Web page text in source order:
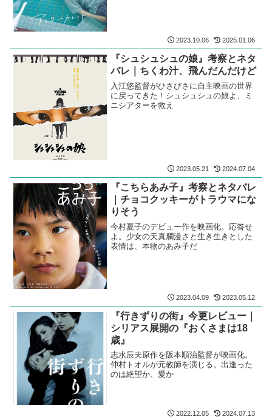
2023.10.06 2025.01.06
『シュシュシュの娘』考察とネタ
バレ｜ちくわ汁、飛んだんだけど
入江悠監督がひさびさに自主映画の世界
に戻ってきた！シュシュシュの娘よ、ミ
ニシアターを救え
2023.05.21 2024.07.04
『こちらあみ子』考察とネタバレ
｜チョコクッキーがトラウマにな
りそう
今村夏子のデビュー作を映画化。応答せ
よ。少女の天真爛漫さと生き生きとした
表情は、本物のあみ子だ
2023.04.09 2023.05.12
『行きずりの街』今更レビュー｜
シリアス展開の『おくさまは18
歳』
志水辰夫原作を阪本順治監督が映画化。
仲村トオルが元教師を演じる。出逢った
のは絶望か、愛か
2022.12.05 2024.07.13